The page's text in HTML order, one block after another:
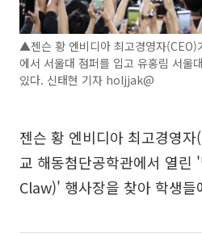
▲젠슨 황 엔비디아 최고경영자(CEO)
에서 서울대 점퍼를 입고 유홍림 서울
있다. 신태현 기자 holjjak@
젠슨 황 엔비디아 최고경영
교 해동첨단공학관에서 열
Claw)' 행사장을 찾아 학생들